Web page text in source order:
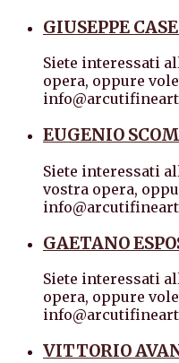
GIUSEPPE
Siete interessati
opera, oppure
EUGENIO
Siete interessati
vostra opera,
GAETANO
Siete interessati
opera, oppure
VITTORIO